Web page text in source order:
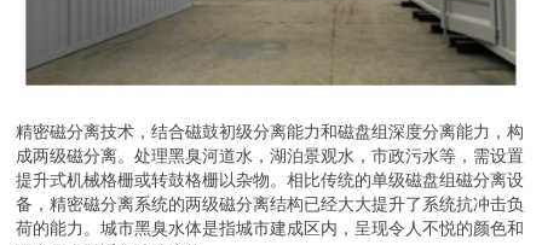
精密磁分离技术，结合磁鼓初级分离能力和磁盘组深度分离能力，构
成两级磁分离。处理黑臭河道水，湖泊景观水，市政污水等，需设置
提升式机械格栅或转鼓格栅以杂物。相比传统的单级磁盘组磁分离设
备，精密磁分离系统的两级磁分离结构已经大大提升了系统抗冲击负
荷的能力。城市黑臭水体是指城市建成区内，呈现令人不悦的颜色和